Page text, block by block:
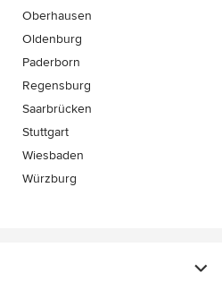
Oberhausen
Oldenburg
Paderborn
Regensburg
Saarbrücken
Stuttgart
Wiesbaden
Würzburg